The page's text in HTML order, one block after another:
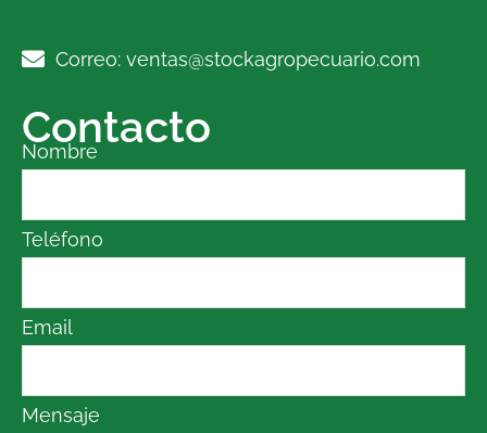
Correo: ventas@stockagropecuario.com
Contacto
Nombre
Teléfono
Email
Mensaje